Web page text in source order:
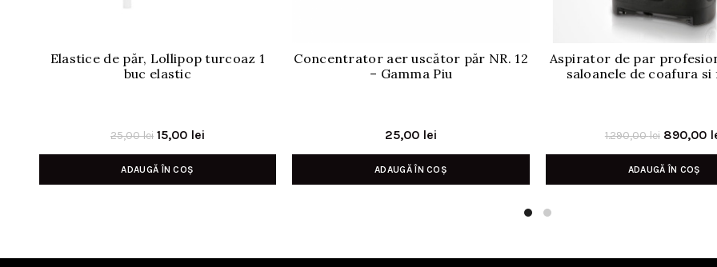
Elastice de păr, Lollipop turcoaz 1
buc elastic
25,00lei Prețul
inițial
a
15,00 leiPrețul
curent
ADAUGĂ ÎN COȘ
Concentrator aer uscător păr NR. 12
– Gamma Piu
25,00 lei
ADAUGĂ ÎN COȘ
Aspirator de par
saloanele de coafura
1.290,00lei Prețul
inițial
a
890,00
ADAUGĂ ÎN COȘ